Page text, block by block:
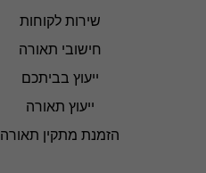
שירות לקוחות
חישובי תאורה
ייעוץ בביתכם
ייעוץ תאורה
הזמנת מתקין תאורה